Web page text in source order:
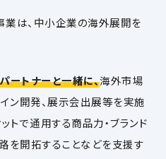
は、中小企業の海外展開を
ートナーと一緒に、海外市場
ン開発、展示会出展等を実施
トで通用する商品力・ブランド
を開拓することなどを支援す